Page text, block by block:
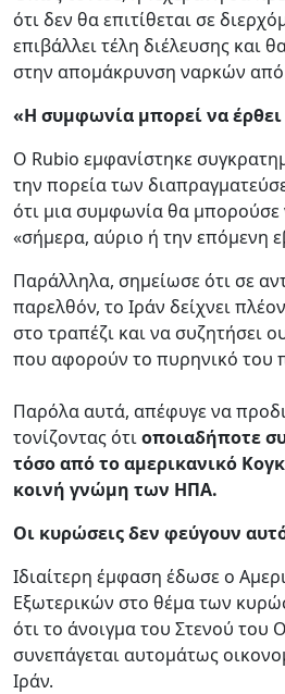
ότι δεν θα επιτίθεται σε
επιβάλλει τέλη διέλευσης και
στην απομάκρυνση ναρκών από
«Η συμφωνία μπορεί να
Ο Rubio εμφανίστηκε
την πορεία των
ότι μια συμφωνία θα μπορούσε
«σήμερα, αύριο ή την επόμενη
Παράλληλα, σημείωσε ότι σε
παρελθόν, το Ιράν δείχνει
στο τραπέζι και να συζητήσει
που αφορούν το πυρηνικό του
Παρόλα αυτά, απέφυγε να
τονίζοντας ότιοποιαδήποτε
τόσο από το αμερικανικό
κοινή γνώμη των ΗΠΑ.
Οι κυρώσεις δεν φεύγουν
Ιδιαίτερη έμφαση έδωσε ο
Εξωτερικών στο θέμα των
ότι το άνοιγμα του Στενού του
συνεπάγεται αυτομάτως
Ιράν.